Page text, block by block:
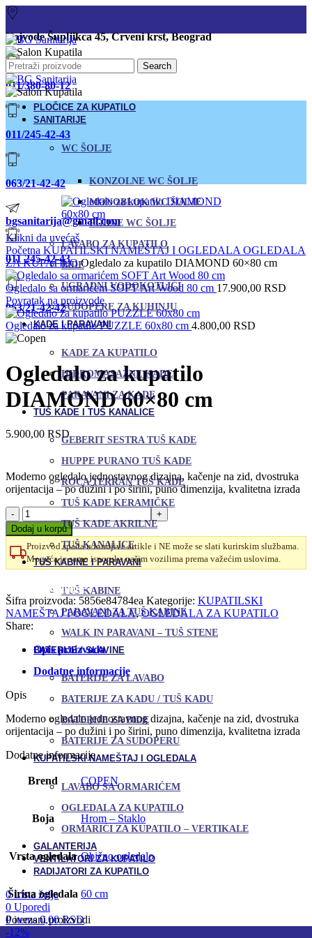
Vojvode Šupljikca 45, Crveni krst, Beograd
011/380-80-12
011/245-42-43
063/21-42-42
bgsanitarija@gmail.com
011 245-42-43
063/21-42-42
Search
PLOČICE ZA KUPATILO
SANITARIJE
WC ŠOLJE
KONZOLNE WC ŠOLJE
MONOBLOK WC ŠOLJE
PODNE WC ŠOLJE
LAVABO ZA KUPATILO
BIDE
UGRADNI VODOKOTLIĆI
SUDOPERE ZA KUHINJU
KADE I PARAVANI
KADE ZA KUPATILO
HIDROMASAŽNE KADE
PARAVANI ZA KADE
TUŠ KADE I TUŠ KANALICE
GEBERIT SESTRA TUŠ KADE
HUPPE PURANO TUŠ KADE
ROCA TERRAN TUŠ KADE
TUŠ KADE KERAMIČKE
TUŠ KADE AKRILNE
TUŠ KANALICE
TUŠ KABINE I PARAVANI
TUŠ KABINE
PARAVANI ZA TUŠ KABINE
WALK IN PARAVANI – TUŠ STENE
BATERIJE / SLAVINE
BATERIJE ZA LAVABO
BATERIJE ZA KADU / TUŠ KADU
BATERIJE ZA BIDE
BATERIJE ZA SUDOPERU
KUPATILSKI NAMEŠTAJ I OGLEDALA
LAVABO SA ORMARIĆEM
OGLEDALA ZA KUPATILO
ORMARIĆI ZA KUPATILO – VERTIKALE
GALANTERIJA
VENTILATORI ZA KUPATILO
RADIJATORI ZA KUPATILO
0Lista želja
0 Uporedi
0items 0,00RSD
Klikni da uvećaš
Početna KUPATILSKI NAMEŠTAJ I OGLEDALA OGLEDALA
ZA KUPATILOOgledalo za kupatilo DIAMOND 60×80 cm
Ogledalo sa ormarićem SOFT Art Wood 80 cm 17.900,00 RSD
Povratak na proizvode
Ogledalo za kupatilo PUZZLE 60x80 cm 4.800,00 RSD
Ogledalo za kupatilo
DIAMOND 60×80 cm
5.900,00 RSD
Moderno ogledalo jednostavnog dizajna, kačenje na zid, dvostruka
orijentacija – po dužini i po širini, puno dimenzija, kvalitetna izrada
Ogledalo
za
kupatilo
DIAMOND
60x80
količina
Dodaj u korpu
Proizvod spada u lomljive artikle i NE može se slati kurirskim službama.
Moguća je samo isporuka našim vozilima prema važećim uslovima.
Dodaj u omiljene
Šifra proizvoda: 5856e84784ea Kategorije: KUPATILSKI
NAMEŠTAJ I OGLEDALA, OGLEDALA ZA KUPATILO
Share:
Opis proizvoda
Dodatne informacije
Opis
Moderno ogledalo jednostavnog dizajna, kačenje na zid, dvostruka
orijentacija – po dužini i po širini, puno dimenzija, kvalitetna izrada
Dodatne informacije
Brend COPEN
Boja Hrom – Staklo
Vrsta ogledala Obično ogledalo
Širina ogledala 60 cm
Povezani proizvodi
-12%